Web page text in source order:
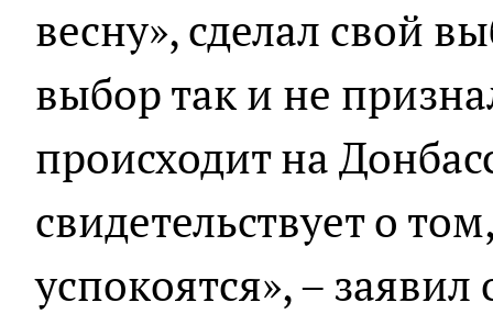
весну», сделал свой
выбор так и не
происходит на
свидетельствует о
успокоятся», – заявил